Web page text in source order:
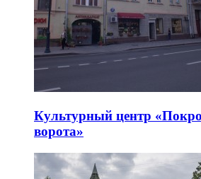
Культурный центр
ворота»